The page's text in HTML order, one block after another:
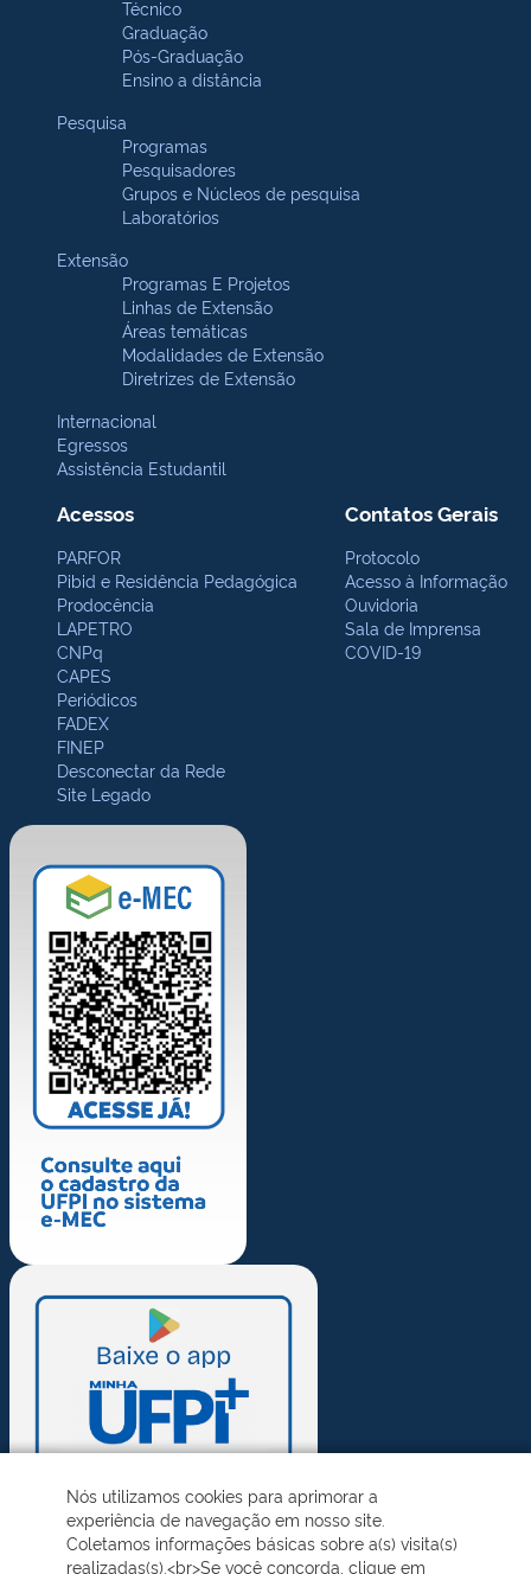
Técnico
Graduação
Pós-Graduação
Ensino a distância
Pesquisa
Programas
Pesquisadores
Grupos e Núcleos de pesquisa
Laboratórios
Extensão
Programas E Projetos
Linhas de Extensão
Áreas temáticas
Modalidades de Extensão
Diretrizes de Extensão
Internacional
Egressos
Assistência Estudantil
Acessos
PARFOR
Pibid e Residência Pedagógica
Prodocência
LAPETRO
CNPq
CAPES
Periódicos
FADEX
FINEP
Desconectar da Rede
Site Legado
Contatos Gerais
Protocolo
Acesso à Informação
Ouvidoria
Sala de Imprensa
COVID-19
Nós utilizamos cookies para aprimorar a
experiência de navegação em nosso site.
Coletamos informações básicas sobre a(s) visita(s)
realizadas(s).<br>Se você concorda, clique em